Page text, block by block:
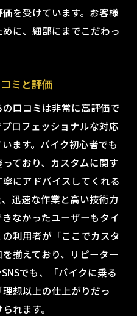
を受けています。お客様
に、細部にまでこだわっ
ミと評価
口コミは非常に高評価で
ロフェッショナルな対応
ます。バイク初心者でも
ており、カスタムに関す
にアドバイスしてくれる
迅速な作業と高い技術力
なかったユーザーもタイ
利用者が「ここでカスタ
揃えており、リピーター
でも、「バイクに乗る
想以上の仕上がりだっ
れます。